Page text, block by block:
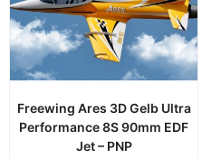
Freewing Ares 3D Gelb Ultra
Performance 8S 90mm EDF
Jet – PNP